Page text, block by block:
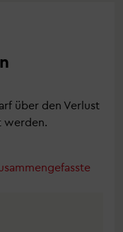
über den Verlust
werden.